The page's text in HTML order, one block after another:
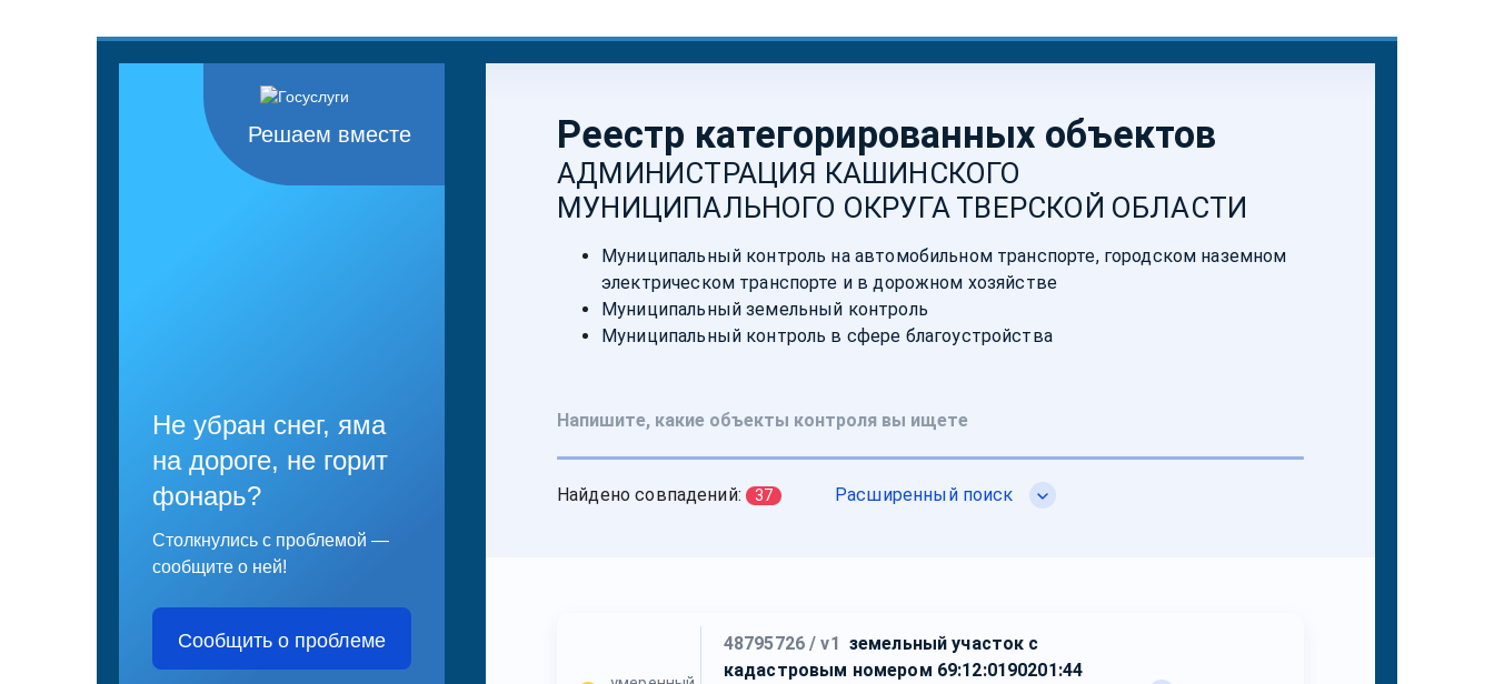
Решаем вместе
Не убран снег, яма
на дороге, не горит
фонарь?
Столкнулись с проблемой —
сообщите о ней!
Сообщить о проблеме